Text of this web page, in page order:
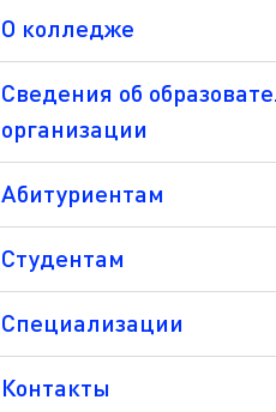
О колледже
Сведения об
организации
Абитуриентам
Студентам
Специализации
Контакты